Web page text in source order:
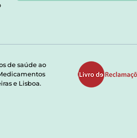
de saúde ao
e Lisboa.